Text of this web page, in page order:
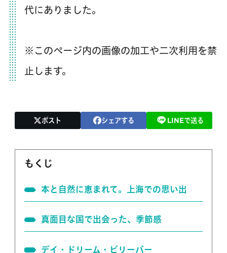
代にありました。
※このページ内の画像の加工や二次利用を禁
止します。
ポスト シェアする LINEで送る
もくじ
本と自然に恵まれて。上海での思い出
真面目な国で出会った、季節感
デイ・ドリーム・ビリーバー